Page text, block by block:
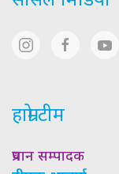
हाम्रो टीम
प्रधान सम्पादक